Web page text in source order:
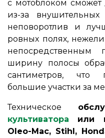
с мотоблоком
из-за
неповоротлив и
ровных полях,
ширину полосы
сантиметров, что
большие участки за
Техническое
культиватора или
Oleo-Mac, Stihl,